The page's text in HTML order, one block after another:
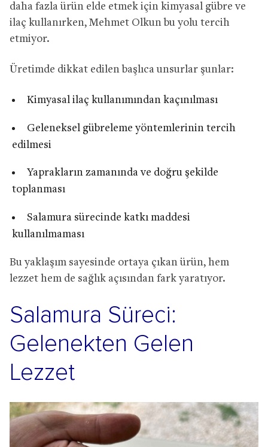
daha fazla ürün elde etmek için kimyasal gübre ve
ilaç kullanırken, Mehmet Olkun bu yolu tercih
etmiyor.
Üretimde dikkat edilen başlıca unsurlar şunlar:
Kimyasal ilaç kullanımından kaçınılması
Geleneksel gübreleme yöntemlerinin tercih
edilmesi
Yaprakların zamanında ve doğru şekilde
toplanması
Salamura sürecinde katkı maddesi
kullanılmaması
Bu yaklaşım sayesinde ortaya çıkan ürün, hem
lezzet hem de sağlık açısından fark yaratıyor.
Salamura Süreci:
Gelenekten Gelen
Lezzet